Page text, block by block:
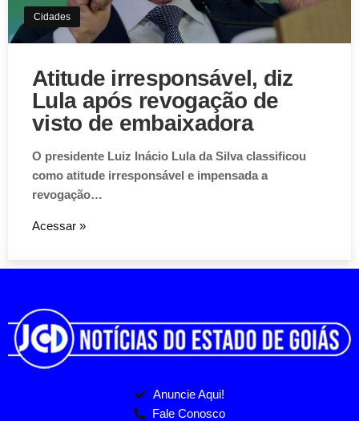
Cidades
Atitude irresponsável, diz
Lula após revogação de
visto de embaixadora
O presidente Luiz Inácio Lula da Silva classificou
como atitude irresponsável e impensada a
revogação…
Acessar »
Anuncie Aqui!
Fale Conosco